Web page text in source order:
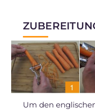
Um den